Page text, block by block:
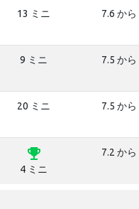
13 ミニ 7.6 から
9 ミニ 7.5 から
20 ミニ 7.5 から
emoji_events
4 ミニ
7.2 から